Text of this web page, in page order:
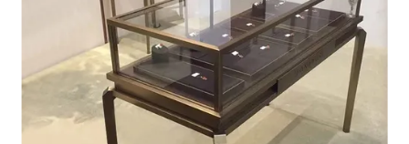
PRIVACY
POLICY